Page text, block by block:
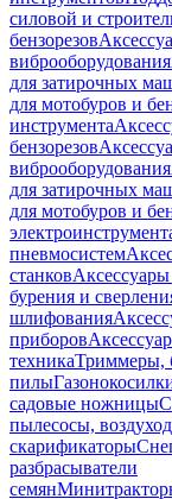
силовой и
бензорезов
виброоборудования
для затирочных
для мотобуров и
инструмента
бензорезов
виброоборудования
для затирочных
для мотобуров и
пневмосистем
станковАксессуары
бурения и
шлифования
приборов
техникаТриммеры,
пилы
садовые ножницы
пылесосы,
скарификаторы
разбрасыватели
семян